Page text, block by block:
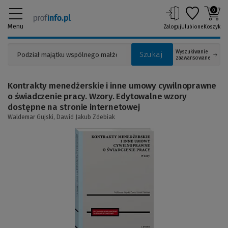
Menu
Szukaj
Wyszukiwanie
zaawansowane
ZalogujUlubione
0
Koszyk
Kontrakty menedżerskie i inne umowy cywilnoprawne
o świadczenie pracy. Wzory. Edytowalne wzory
dostępne na stronie internetowej
Waldemar Gujski, Dawid Jakub Zdebiak